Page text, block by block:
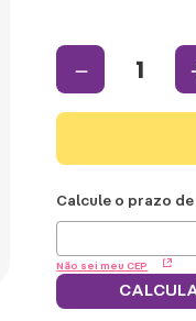
－
Não sei meu CEP